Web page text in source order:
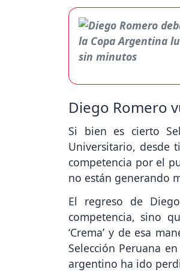
Diego Romero
Si bien es cierto
Universitario, desde
competencia por el
no están generando
El regreso de
competencia, sino
‘Crema’ y de esa
Selección Peruana
argentino ha ido